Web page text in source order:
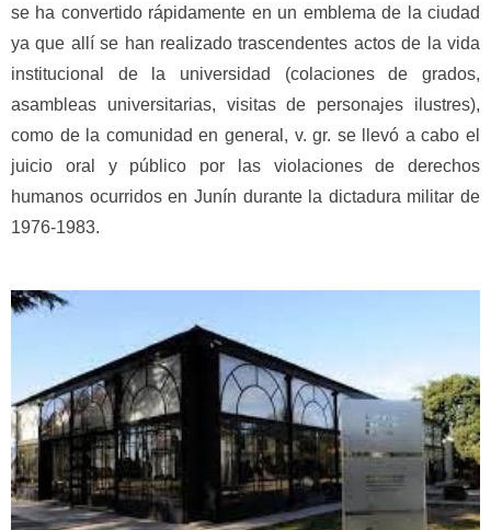
se ha convertido rápidamente en un emblema de la ciudad
ya que allí se han realizado trascendentes actos de la vida
institucional de la universidad (colaciones de grados,
asambleas universitarias, visitas de personajes ilustres),
como de la comunidad en general, v. gr. se llevó a cabo el
juicio oral y público por las violaciones de derechos
humanos ocurridos en Junín durante la dictadura militar de
1976-1983.